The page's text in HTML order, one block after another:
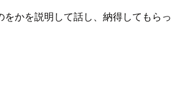
かを説明して話し、納得してもらっ